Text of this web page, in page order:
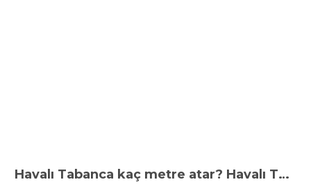
Havalı Tabanca kaç metre atar? Havalı Tabancaların Menzili: Ne Kadar Uzak Atış Yapabilirler?